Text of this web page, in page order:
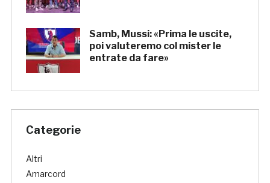
Samb, Mussi: «Prima le uscite,
poi valuteremo col mister le
entrate da fare»
Categorie
Altri
Amarcord